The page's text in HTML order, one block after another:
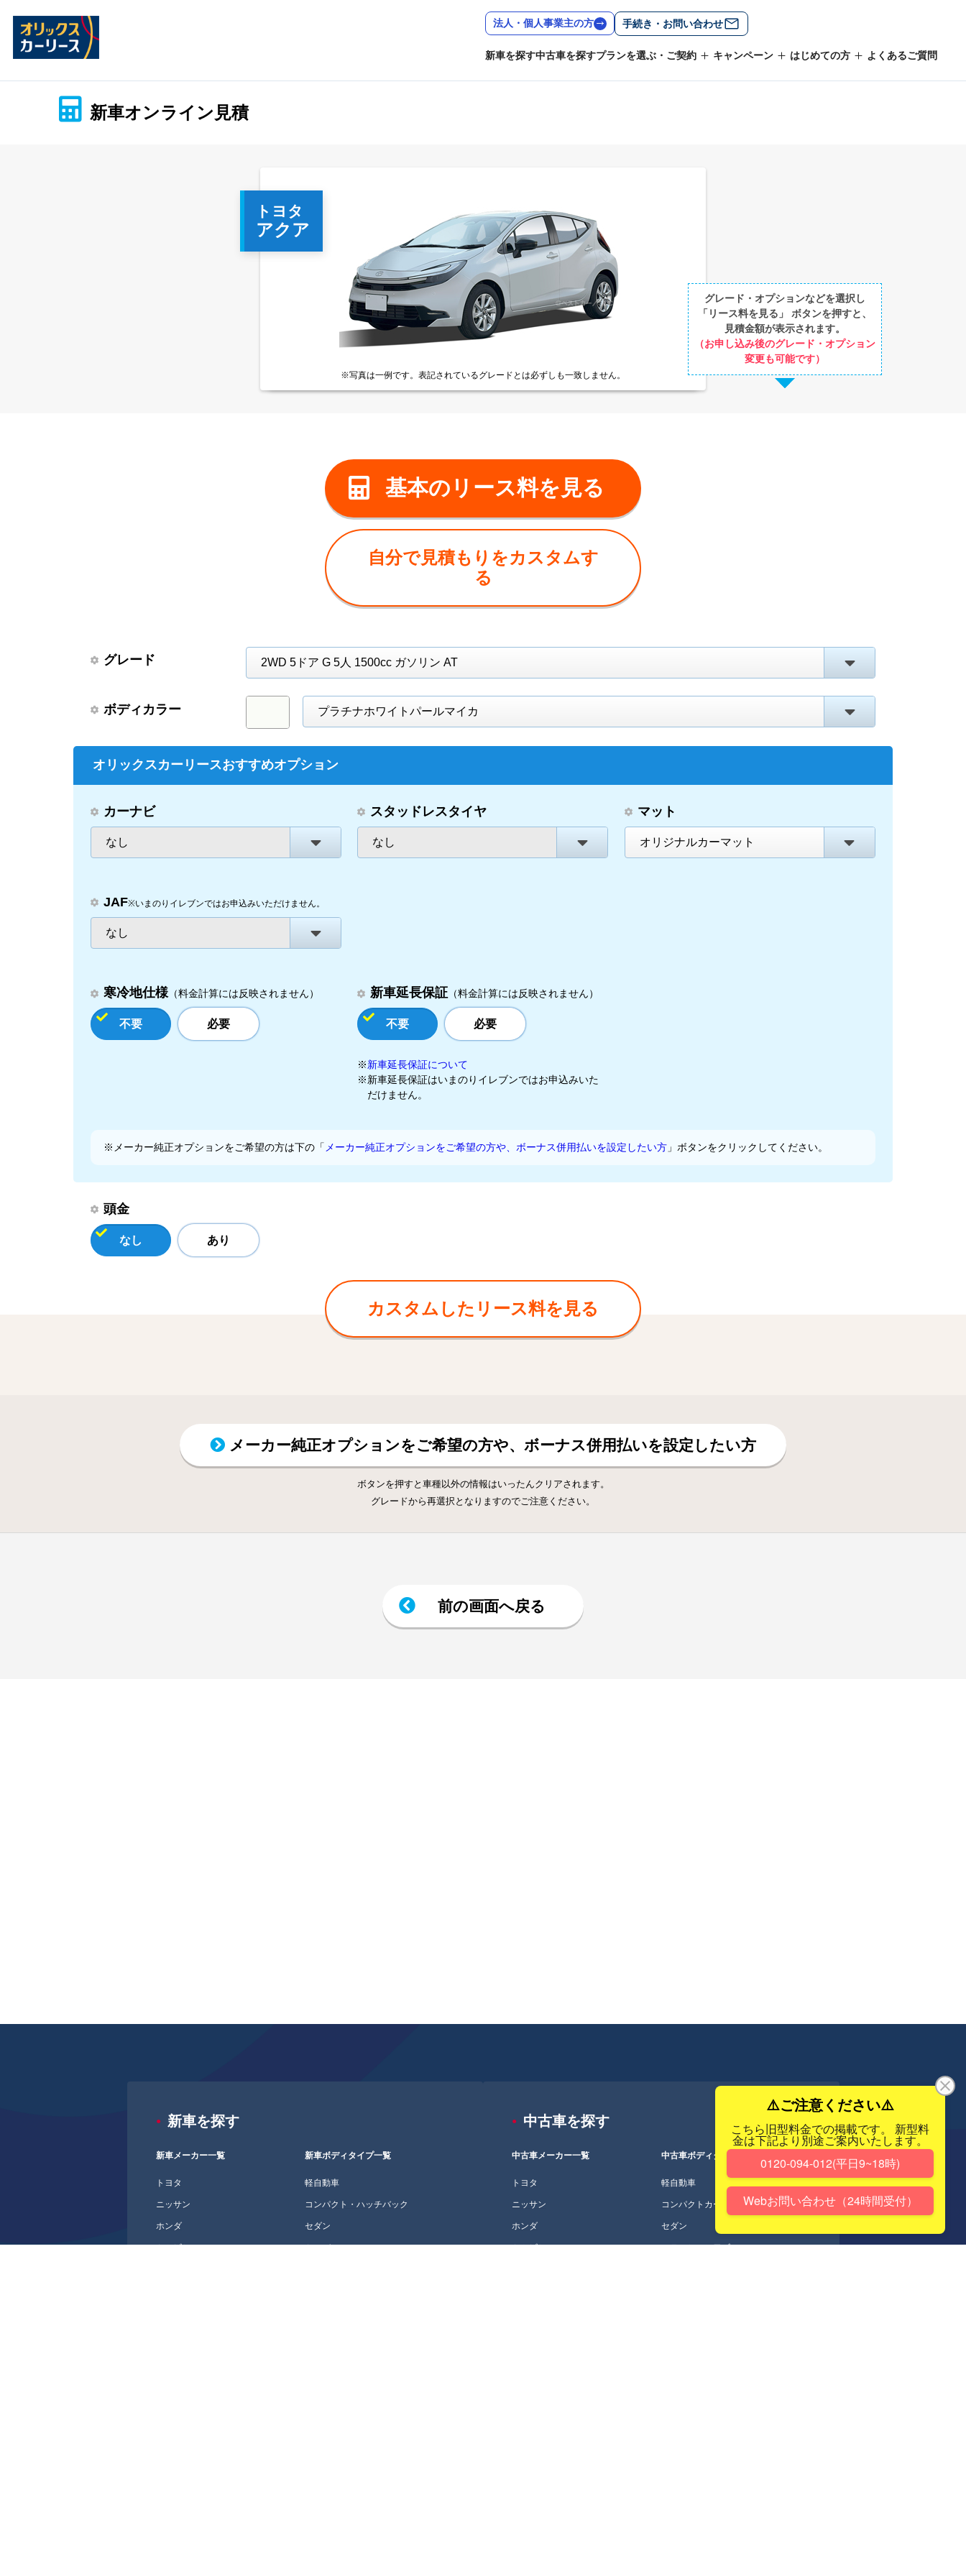
法人・個人事業主の方 手続き・お問い合わせ
新車を探す中古車を探すプランを選ぶ・ご契約 キャンペーン はじめての方 よくあるご質問
新車オンライン見積
トヨタ
アクア
※写真は一例です。 表記されているグレードとは必ずしも一致しません。
グレード・オプションなどを選択し
「リース料を見る」 ボタンを押すと、
見積金額が表示されます。
（お申し込み後のグレード・オプション
変更も可能です）
基本のリース料を見る
自分で見積もりをカスタムす
る
グレード 2WD 5ドア G 5人 1500cc ガソリン AT
ボディカラー プラチナホワイトパールマイカ
オリックスカーリースおすすめオプション
カーナビ
なし
スタッドレスタイヤ
なし
マット
オリジナルカーマット
JAF※いまのりイレブンではお申込みいただけません。
なし
寒冷地仕様（料金計算には反映されません）
不要 必要
新車延長保証 （料金計算には反映されません）
不要 必要
※新車延長保証について
※新車延長保証はいまのりイレブンではお申込みいた
だけません。
※メーカー純正オプションをご希望の方は下の「 メーカー純正オプションをご希望の方や、ボーナス併用払いを設定したい方」ボタンをクリックしてください。
頭金
なし あり
カスタムしたリース料を見る
メーカー純正オプションをご希望の方や、 ボーナス併用払いを設定したい方
ボタンを押すと車種以外の情報はいったんクリアされます。
グレードから再選択となりますのでご注意ください。
前の画面へ戻る
新車を探す
新車メーカー一覧
トヨタ
ニッサン
ホンダ
ミツビシ
新車ボディタイプ一覧
軽自動車
コンパクト・ハッチバック
セダン
ミニバン
中古車を探す
中古車メーカー一覧
トヨタ
ニッサン
ホンダ
ミツビシ
中古車ボディタイプ一覧
軽自動車
コンパクトカー
セダン
ステーションワゴン